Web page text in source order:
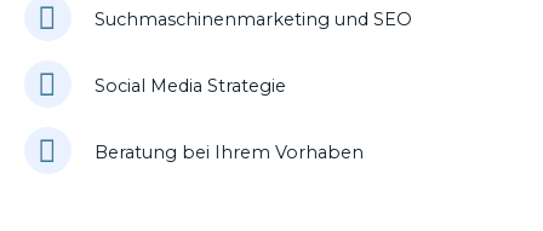
Suchmaschinenmarketing und SEO
Social Media Strategie
Beratung bei Ihrem Vorhaben